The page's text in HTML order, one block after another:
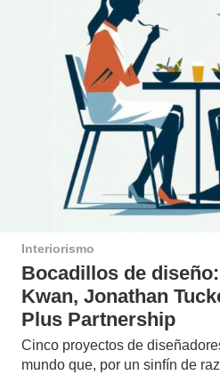
Interiorismo
Bocadillos de
Kwan, Jonathan
Plus Partnership
Cinco proyectos de
mundo que, por un sinfín de